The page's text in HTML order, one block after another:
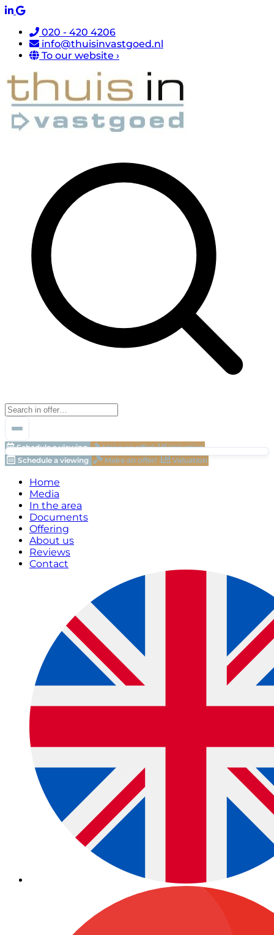
020 - 420 4206
info@thuisinvastgoed.nl
To our website ›
Schedule a viewing Make an offer!
Valuation
Schedule a viewing
Make an offer! Valuation
Home
Media
In the area
Documents
Offering
About us
Reviews
Contact